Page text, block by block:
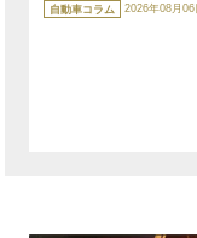
テ
ゴ
自動車コラム 2026年08月06